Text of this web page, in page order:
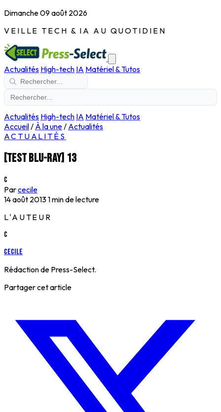
Dimanche 09 août 2026
VEILLE TECH & IA AU QUOTIDIEN
Actualités High-tech IA Matériel & Tutos
Actualités High-tech IA Matériel & Tutos
Accueil/ À la une/ Actualités
ACTUALITÉS
[Test blu-ray] 13
C
Parcecile
14 août 20131 min de lecture
L'AUTEUR
C
cecile
Rédaction de Press-Select.
Partager cet article